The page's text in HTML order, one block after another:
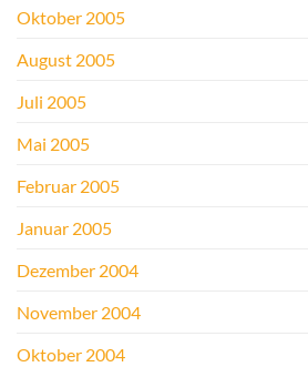
Oktober 2005
August 2005
Juli 2005
Mai 2005
Februar 2005
Januar 2005
Dezember 2004
November 2004
Oktober 2004